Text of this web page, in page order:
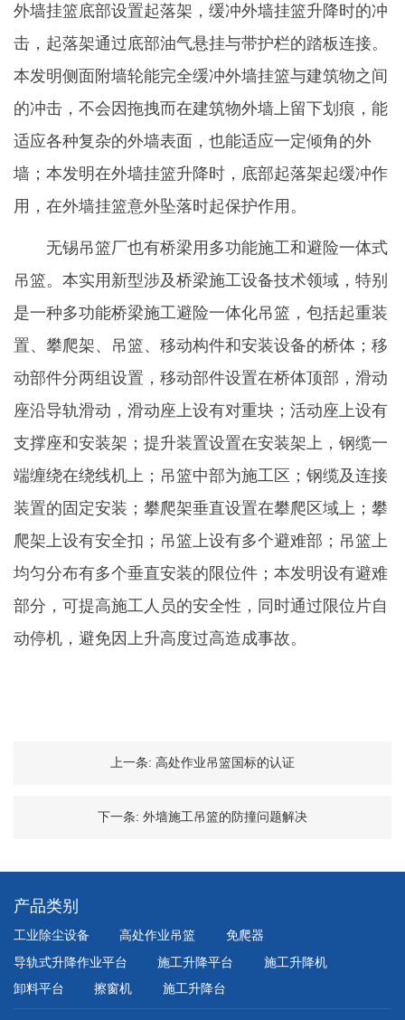
外墙挂篮底部设置起落架，缓冲外墙挂篮升降时的冲
击，起落架通过底部油气悬挂与带护栏的踏板连接。
本发明侧面附墙轮能完全缓冲外墙挂篮与建筑物之间
的冲击，不会因拖拽而在建筑物外墙上留下划痕，能
适应各种复杂的外墙表面，也能适应一定倾角的外
墙；本发明在外墙挂篮升降时，底部起落架起缓冲作
用，在外墙挂篮意外坠落时起保护作用。
无锡吊篮厂也有桥梁用多功能施工和避险一体式
吊篮。本实用新型涉及桥梁施工设备技术领域，特别
是一种多功能桥梁施工避险一体化吊篮，包括起重装
置、攀爬架、吊篮、移动构件和安装设备的桥体；移
动部件分两组设置，移动部件设置在桥体顶部，滑动
座沿导轨滑动，滑动座上设有对重块；活动座上设有
支撑座和安装架；提升装置设置在安装架上，钢缆一
端缠绕在绕线机上；吊篮中部为施工区；钢缆及连接
装置的固定安装；攀爬架垂直设置在攀爬区域上；攀
爬架上设有安全扣；吊篮上设有多个避难部；吊篮上
均匀分布有多个垂直安装的限位件；本发明设有避难
部分，可提高施工人员的安全性，同时通过限位片自
动停机，避免因上升高度过高造成事故。
上一条: 高处作业吊篮国标的认证
下一条: 外墙施工吊篮的防撞问题解决
产品类别
工业除尘设备 高处作业吊篮
免爬器
导轨式升降作业平台
施工升降平台
施工升降机
卸料平台
擦窗机 施工升降台